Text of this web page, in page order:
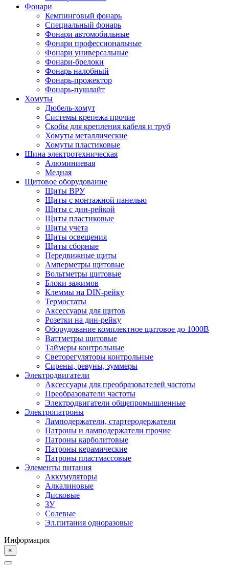
Фонари
Кемпинговый фонарь
Специальный фонарь
Фонари автомобильные
Фонари профессиональные
Фонари универсальные
Фонари-брелоки
Фонарь налобный
Фонарь-прожектор
Фонарь-пушлайт
Хомуты
Дюбель-хомут
Системы крепежа прочие
Скобы для крепления кабеля и труб
Хомуты металлические
Хомуты пластиковые
Шина электротехническая
Алюминиевая
Медная
Щитовое оборудование
Щиты ВРУ
Щиты с монтажной панелью
Щиты с дин-рейкой
Щиты пластиковые
Щиты учета
Щиты освещения
Щиты сборные
Передвижные щиты
Амперметры щитовые
Вольтметры щитовые
Блоки зажимов
Клеммы на DIN-рейку
Термостаты
Аксессуары для щитов
Розетки на дин-рейку
Оборудование комплектное щитовое до 1000В
Ваттметры щитовые
Таймеры контрольные
Светорегуляторы контрольные
Сирены, ревуны, зуммеры
Электродвигатели
Аксессуары для преобразователей частоты
Преобразователи частоты
Электродвигатели общепромышленные
Электропатроны
Ламподержатели, стартеродержатели
Патроны и ламподержатели прочие
Патроны карболитовые
Патроны керамические
Патроны пластмассовые
Элементы питания
Аккумуляторы
Алкалиновые
Дисковые
ЗУ
Солевые
Эл.питания одноразовые
Информация
×